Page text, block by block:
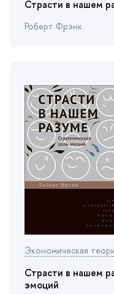
Страсти в нашем
Роберт Фрэнк
Экономическая
Страсти в нашем
эмоций